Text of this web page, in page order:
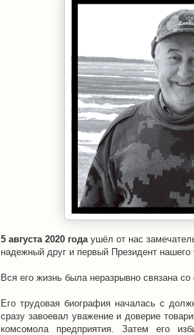
5 августа 2020 года ушёл от нас
надежный друг и первый Президент
Вся его жизнь была неразрывно связана
Его трудовая биография началась с
сразу завоевал уважение и доверие
комсомола предприятия. Затем его